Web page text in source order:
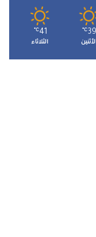
39
℃
41
℃
الثلاثاء